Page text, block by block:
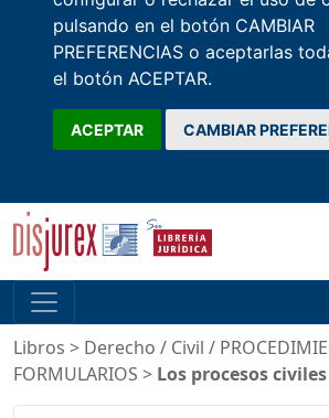
pulsando en el botón CAMBIAR
PREFERENCIAS o aceptarlas
el botón ACEPTAR.
ACEPTAR CAMBIAR
Libros > Derecho / Civil /
FORMULARIOS > Los procesos